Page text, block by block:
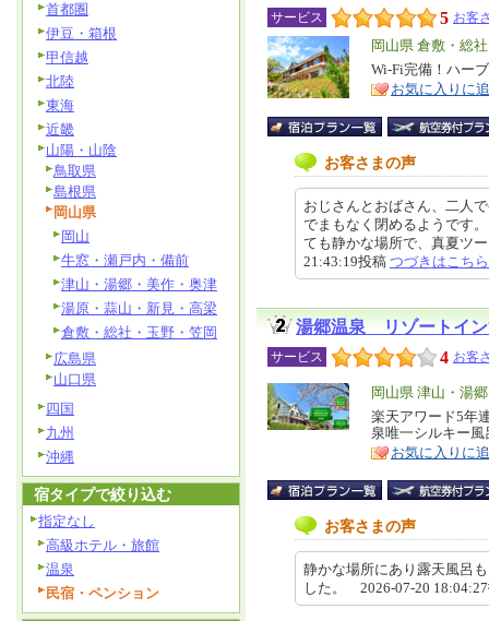
サービス 5 お客
エ
リ
ア
岡山県 倉敷・総
特
徴
Wi-Fi完備！ハー
お気に入りに
お客さまの声
おじさんとおばさん、二人
でまもなく閉めるようです
ても静かな場所で、真夏ツ
21:43:19投稿 つづきはこちら
湯郷温泉 リゾートイ
サービス 4 お客
エ
リ
ア
岡山県 津山・湯
特
徴
楽天アワード5年
泉唯一シルキー
お気に入りに
お客さまの声
静かな場所にあり露天風呂
した。 2026-07-20
首都圏
伊豆・箱根
甲信越
北陸
東海
近畿
山陽・山陰
鳥取県
島根県
岡山県
岡山
牛窓・瀬戸内・備前
津山・湯郷・美作・奥津
湯原・蒜山・新見・高梁
倉敷・総社・玉野・笠岡
広島県
山口県
四国
九州
沖縄
宿タイプで絞り込む
指定なし
高級ホテル・旅館
温泉
民宿・ペンション